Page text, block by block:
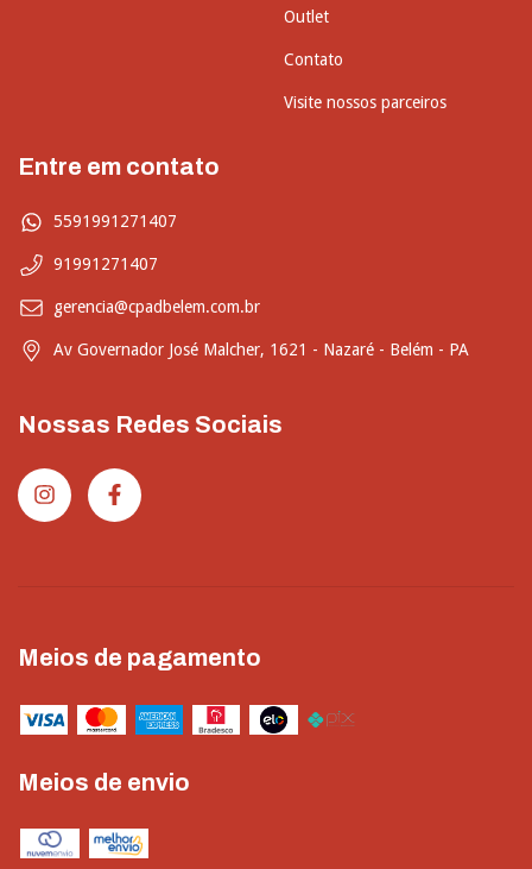
Outlet
Contato
Visite nossos parceiros
Entre em contato
5591991271407
91991271407
gerencia@cpadbelem.com.br
Av Governador José Malcher, 1621 - Nazaré - Belém - PA
Nossas Redes Sociais
Meios de pagamento
Meios de envio